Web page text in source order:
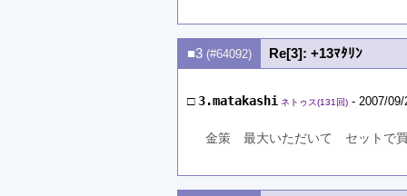
■3 (#64092) Re[3]: +13ﾏﾀﾘﾝ
□3.matakashi ネトゥス(131回) - 2007/
金策　最大いただいて　セット